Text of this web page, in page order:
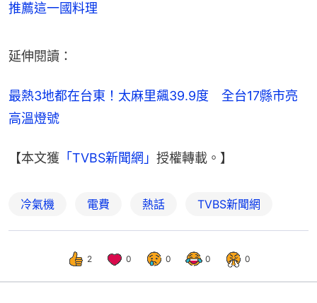
推薦這一國料理
延伸閱讀：
最熱3地都在台東！太麻里飆39.9度　全台17縣市亮
高溫燈號
【本文獲 「TVBS新聞網」 授權轉載。】
冷氣機 電費 熱話 TVBS新聞網
2 0 0 0 0